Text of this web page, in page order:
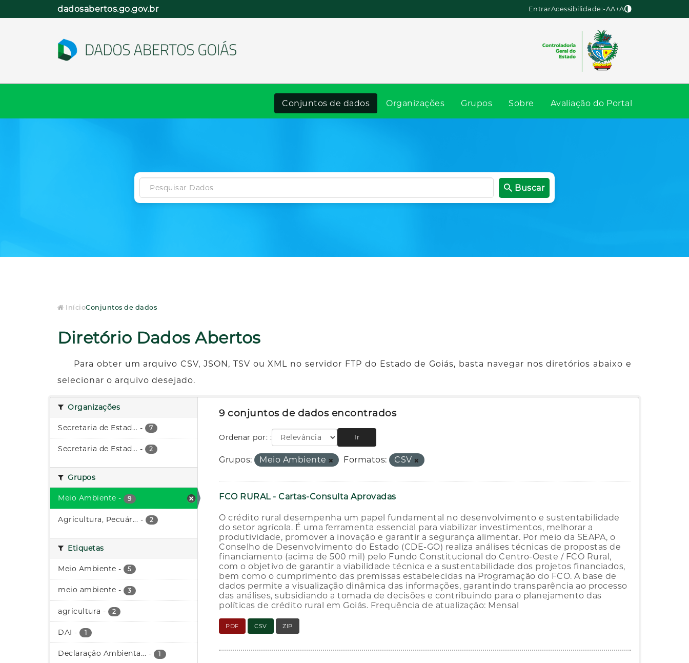
dadosabertos.go.gov.br EntrarAcessibilidade:-AA+A
Conjuntos de dados Organizações Grupos Sobre Avaliação do Portal
Buscar
InícioConjuntos de dados
Diretório Dados Abertos
Para obter um arquivo CSV, JSON, TSV ou XML no servidor FTP do Estado de Goiás, basta navegar nos diretórios abaixo e
selecionar o arquivo desejado.
Organizações
Secretaria de Estad... - 7
Secretaria de Estad... - 2
Grupos
Meio Ambiente - 9
Agricultura, Pecuár... - 2
Etiquetas
Meio Ambiente - 5
meio ambiente - 3
agricultura - 2
DAI - 1
Declaração Ambienta... - 1
9 conjuntos de dados encontrados
Ordenar por: Ir
Grupos: Meio Ambiente Formatos: CSV
FCO RURAL - Cartas-Consulta Aprovadas
O crédito rural desempenha um papel fundamental no desenvolvimento e sustentabilidade
do setor agrícola. É uma ferramenta essencial para viabilizar investimentos, melhorar a
produtividade, promover a inovação e garantir a segurança alimentar. Por meio da SEAPA, o
Conselho de Desenvolvimento do Estado (CDE-GO) realiza análises técnicas de propostas de
financiamento (acima de 500 mil) pelo Fundo Constitucional do Centro-Oeste / FCO Rural,
com o objetivo de garantir a viabilidade técnica e a sustentabilidade dos projetos financiados,
bem como o cumprimento das premissas estabelecidas na Programação do FCO. A base de
dados permite a visualização dinâmica das informações, garantindo transparência ao processo
das análises, subsidiando a tomada de decisões e contribuindo para o planejamento das
políticas de crédito rural em Goiás. Frequência de atualização: Mensal
PDF CSV ZIP